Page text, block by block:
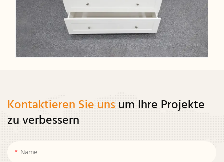
Kontaktieren Sie unsum Ihre Projekte
zu verbessern
Name